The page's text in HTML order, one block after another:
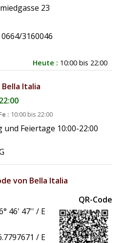
23
3160046
Heute : 10:00 bis 22:00
Italia
: 10:00 bis 22:00
Feiertage 10:00-22:00
von Bella Italia
46' 47'' / E
/ E
QR-Code